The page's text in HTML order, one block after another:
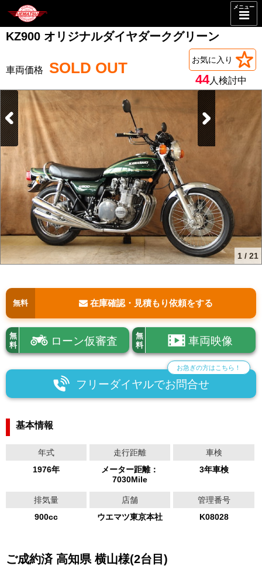
メニュー
KZ900 オリジナルダイヤダークグリーン
SOLD OUT お気に入り
44人検討中
1 / 21
無料 在庫確認・見積もり依頼をする
無
料
ローン仮審査
無
料
車両映像
フリーダイヤルでお問合せ
お急ぎの方はこちら！
基本情報
年式
1976年
走行距離
メーター距離：
7030Mile
車検
3年車検
排気量
900cc
店舗
ウエマツ東京本社
管理番号
K08028
ご成約済 高知県 横山様(2台目)